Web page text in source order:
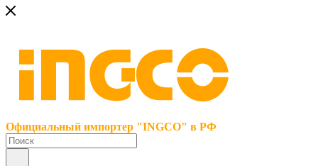
Официальный импортер "INGCO" в РФ